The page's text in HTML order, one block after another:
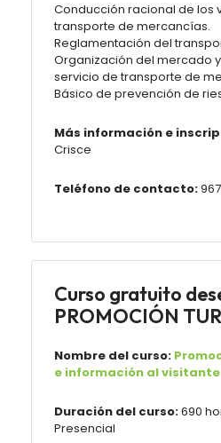
Conducción racional de los
transporte de mercancías.
Reglamentación del
Organización del mercado
servicio de transporte de
Básico de prevención de
Más información e
Crisce
Teléfono de contacto:
Curso gratuito
PROMOCIÓN
Nombre del curso:
e información al visitante
Duración del curso:690
Presencial